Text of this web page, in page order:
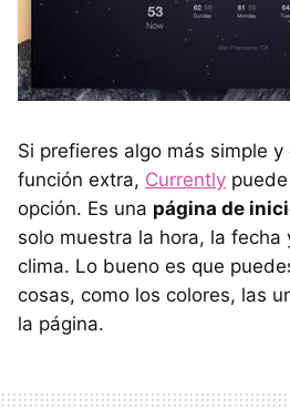
Si prefieres algo más simple
función extra, Currently
opción. Es una página de
solo muestra la hora, la fecha
clima. Lo bueno es que
cosas, como los colores, las
la página.